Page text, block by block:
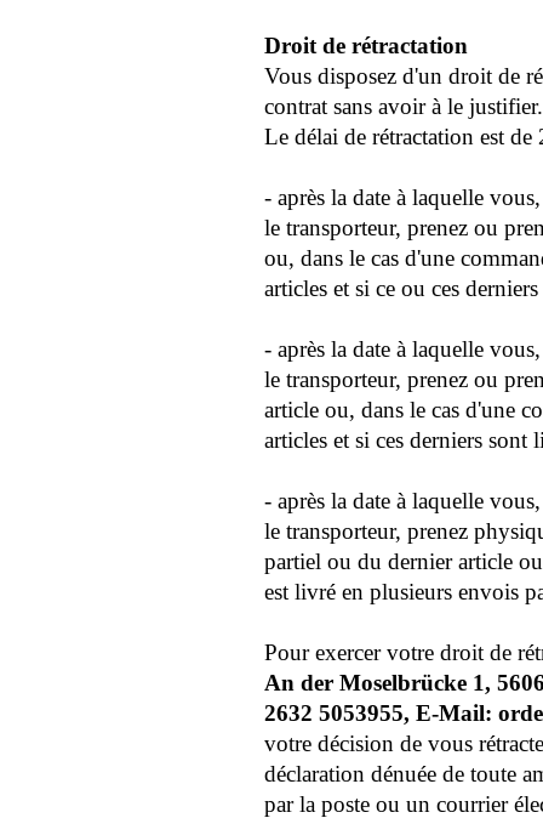
Droit de rétractation
Vous disposez d'un droit de
contrat sans avoir à le justifier.
Le délai de rétractation est
- après la date à laquelle
le transporteur, prenez ou
ou, dans le cas d'une
articles et si ce ou ces
- après la date à laquelle
le transporteur, prenez ou
article ou, dans le cas d'une
articles et si ces derniers sont
- après la date à laquelle
le transporteur, prenez
partiel ou du dernier article
est livré en plusieurs envois
Pour exercer votre droit de
An der Moselbrücke 1,
2632 5053955, E-Mail:
votre décision de vous
déclaration dénuée de toute
par la poste ou un courrier